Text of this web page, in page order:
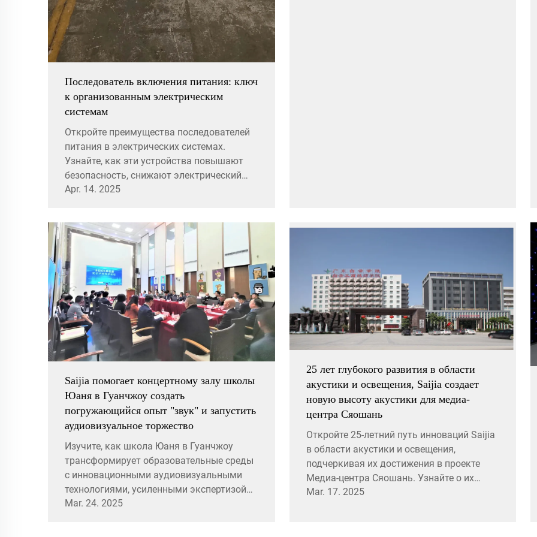
Последователь включения питания: ключ
к организованным электрическим
системам
Откройте преимущества последователей
питания в электрических системах.
Узнайте, как эти устройства повышают
безопасность, снижают электрический
шум и оптимизируют рабочие процессы в
лучшие практики внедрения.
Apr. 14. 2025
Saijia помогает концертному залу школы
Юаня в Гуанчжоу создать
погружающийся опыт "звук" и запустить
аудиовизуальное торжество
Изучите, как школа Юаня в Гуанчжоу
трансформирует образовательные среды
с инновационными аудиовизуальными
технологиями, усиленными экспертизой
Saijia в области акустики и освещения.
Mar. 24. 2025
25 лет глубокого развития в области
акустики и освещения, Saijia создает
новую высоту акустики для медиа-
центра Сяошань
Откройте 25-летний путь инноваций Saijia
в области акустики и освещения,
подчеркивая их достижения в проекте
Медиа-центра Сяошань. Узнайте о их
революционных технологиях и решениях,
Mar. 17. 2025